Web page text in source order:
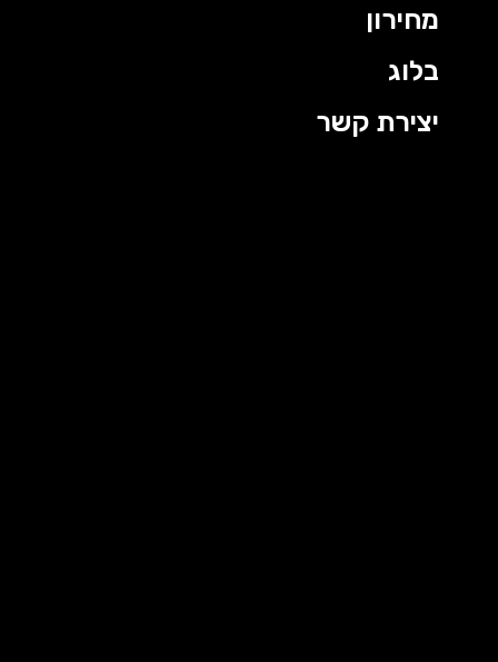
מחירון
בלוג
יצירת קשר